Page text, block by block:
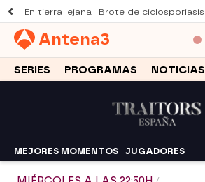
En tierra lejana Brote de ciclosporiasis
Antena3
SERIES PROGRAMAS NOTICIAS
MEJORES MOMENTOS JUGADORES